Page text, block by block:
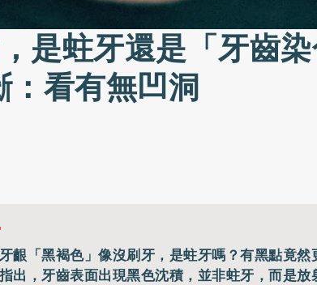
是蛀牙還是「牙齒
：看有無凹洞
齦「黑褐色」像沒刷牙，是蛀牙嗎？有黑點竟然
出，牙齒表面出現黑色沈積，並非蛀牙，而是放